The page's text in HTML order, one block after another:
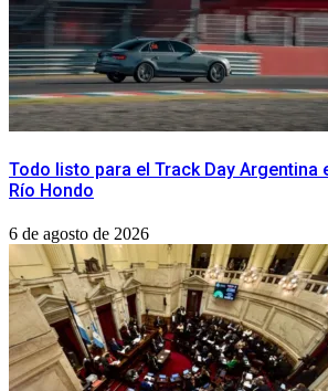
Todo listo para el Track Day Argentina
Río Hondo
6 de agosto de 2026